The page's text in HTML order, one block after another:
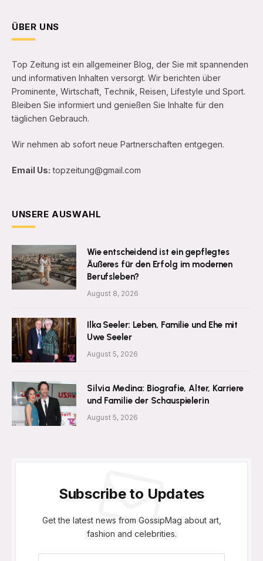
ÜBER UNS
Top Zeitung ist ein allgemeiner Blog, der Sie mit spannenden
und informativen Inhalten versorgt. Wir berichten über
Prominente, Wirtschaft, Technik, Reisen, Lifestyle und Sport.
Bleiben Sie informiert und genießen Sie Inhalte für den
täglichen Gebrauch.
Wir nehmen ab sofort neue Partnerschaften entgegen.
Email Us: topzeitung@gmail.com
UNSERE AUSWAHL
Wie entscheidend ist ein gepflegtes
Äußeres für den Erfolg im modernen
Berufsleben?
August 8, 2026
Ilka Seeler: Leben, Familie und Ehe mit
Uwe Seeler
August 5, 2026
Silvia Medina: Biografie, Alter, Karriere
und Familie der Schauspielerin
August 5, 2026
Subscribe to Updates
Get the latest news from GossipMag about art,
fashion and celebrities.